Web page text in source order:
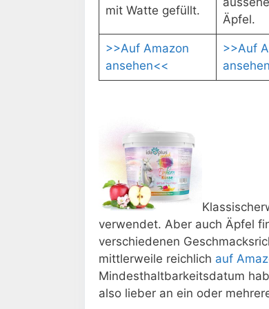
mit Watte gefüllt.
Äpfel.
>>Auf Amazon
ansehen<<
>>Auf
verwendet. Aber auch Äpfel
verschiedenen
mittlerweile reichlich auf
Mindesthaltbarkeitsdatum
also lieber an ein oder